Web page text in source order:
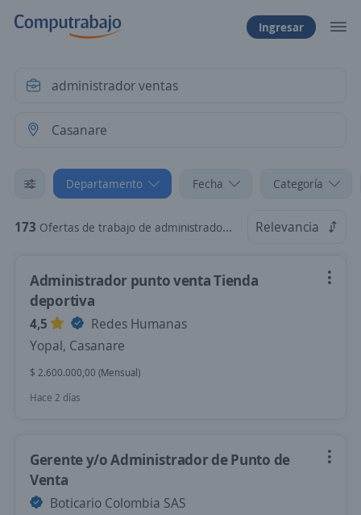
Ingresar
Departamento Fecha Categoría
173 Ofertas de trabajo de administrador ventas en Casanare Relevancia
Administrador punto venta Tienda
deportiva
4,5
Redes Humanas
Yopal, Casanare
$ 2.600.000,00 (Mensual)
Hace 2 días
Gerente y/o Administrador de Punto de
Venta
Boticario Colombia SAS